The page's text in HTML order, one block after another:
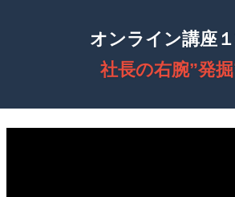
オンライン講座１
社長の右腕”発